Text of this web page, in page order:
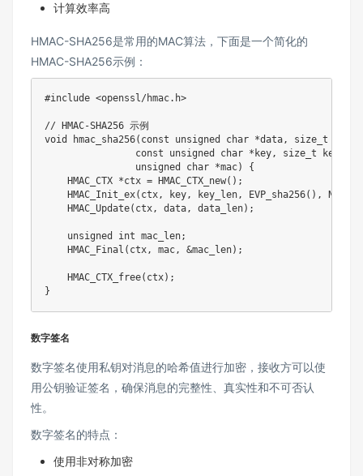
计算效率高
HMAC-SHA256是常用的MAC算法，下面是一个简化的
HMAC-SHA256示例：
#include <openssl/hmac.h>
// HMAC-SHA256 示例
void
hmac_sha256( const unsigned char *data, size_t
const
unsigned char * key, size_t key_len
unsigned
char *mac)
{
    HMAC_CTX
*ctx = HMAC_CTX_new( ) ;
HMAC_Init_ex( ctx, key, key_len, EVP_sha256( ) , NULL
HMAC_Update( ctx, data, data_len) ;
unsigned int mac_len;
HMAC_Final ( ctx, mac, &mac_len) ;
HMAC_CTX_free( ctx) ;
}
数字签名
数字签名使用私钥对消息的哈希值进行加密，接收方可以使
用公钥验证签名，确保消息的完整性、真实性和不可否认
性。
数字签名的特点：
使用非对称加密